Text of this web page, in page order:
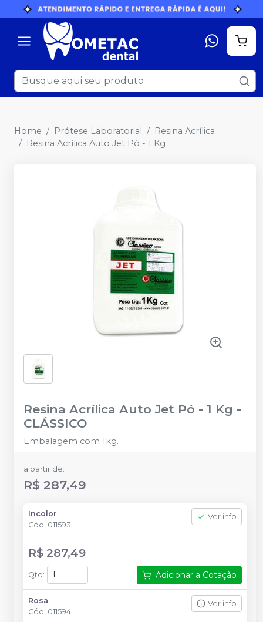
Home Prótese Laboratorial
Resina Acrílica
Resina Acrílica Auto Jet Pó - 1 Kg
Resina Acrílica Auto Jet Pó - 1 Kg -
CLÁSSICO
Embalagem com 1kg.
a partir de:
R$ 287,49
Incolor
Cód. 011593
Ver info
R$ 287,49
Qtd : Adicionar a Cotação
Rosa
Cód. 011594
Ver info